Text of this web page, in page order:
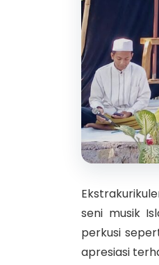
seni musik
perkusi
apresiasi